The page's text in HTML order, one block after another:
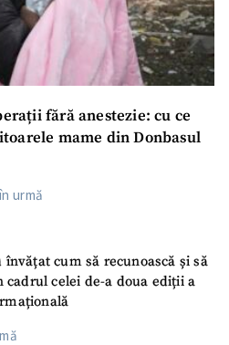
fără anestezie: cu ce
mame din Donbasul
urmă
cum să recunoască și să
celei de-a doua ediții a